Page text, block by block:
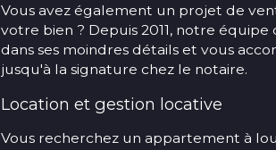
Vous avez également un projet de
votre bien ? Depuis 2011, notre
dans ses moindres détails et vous
jusqu'à la signature chez le notaire.
Location et gestion locative
Vous recherchez un appartement à